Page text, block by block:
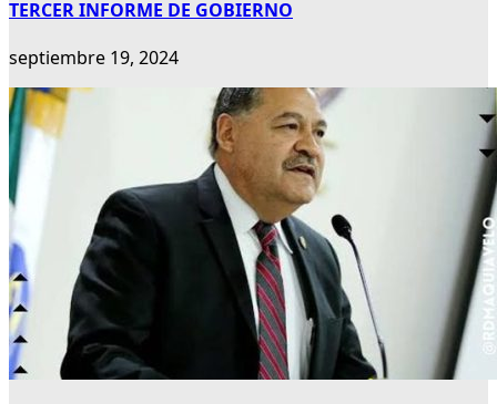
TERCER INFORME DE GOBIERNO
septiembre 19, 2024